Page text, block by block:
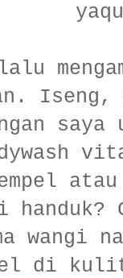
Iseng,
saya
wangi
di kulit